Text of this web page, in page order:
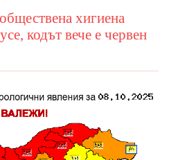
хигиена
кодът вече е червен